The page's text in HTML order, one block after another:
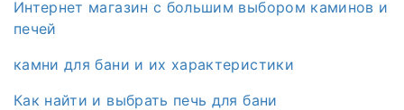
Интернет магазин с большим выбором каминов и
печей
камни для бани и их характеристики
Как найти и выбрать печь для бани